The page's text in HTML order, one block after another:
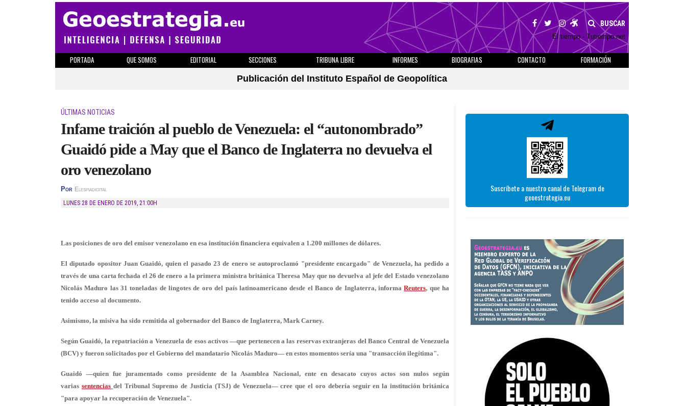
BUSCAR
El tiempo - Tutiempo.net
PORTADA QUE SOMOS EDITORIAL SECCIONES TRIBUNA LIBRE INFORMES BIOGRAFIAS CONTACTO
FORMACIÓN
Publicación del Instituto Español de Geopolítica
ÚLTIMAS NOTICIAS
Infame traición al pueblo de Venezuela: el “autonombrado”
Guaidó pide a May que el Banco de Inglaterra no devuelva el
oro venezolano
Por Elespiadigital
LUNES 28 DE ENERO DE 2019, 21:00H
Las posiciones de oro del emisor venezolano en esa institución financiera equivalen a 1.200 millones de dólares.
El diputado opositor Juan Guaidó, quien el pasado 23 de enero se autoproclamó "presidente encargado" de Venezuela, ha pedido a
través de una carta fechada el 26 de enero a la primera ministra británica Theresa May que no devuelva al jefe del Estado venezolano
Nicolás Maduro las 31 toneladas de lingotes de oro del país latinoamericano desde el Banco de Inglaterra, informaReuters, que ha
tenido acceso al documento.
Asimismo, la misiva ha sido remitida al gobernador del Banco de Inglaterra, Mark Carney.
Según Guaidó, la repatriación a Venezuela de esos activos —que pertenecen a las reservas extranjeras del Banco Central de Venezuela
(BCV) y fueron solicitados por el Gobierno del mandatario Nicolás Maduro— en estos momentos sería una "transacción ilegítima".
Guaidó —quien fue juramentado como presidente de la Asamblea Nacional, ente en desacato cuyos actos son nulos según
varias sentencias del Tribunal Supremo de Justicia (TSJ) de Venezuela— cree que el oro debería seguir en la institución británica
"para apoyar la recuperación de Venezuela".
Suscríbete a nuestro canal de Telegram de
geoestrategia.eu